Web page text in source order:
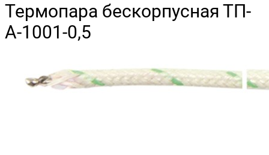
Термопара бескорпусная ТП-
А-1001-0,5